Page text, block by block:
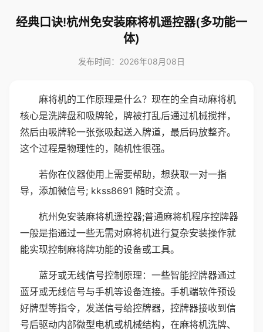
经典口诀!杭州免安装麻将机遥控器(多功能一
体)
发布时间：2026年08月08日
麻将机的工作原理是什么？现在的全自动麻将机
核心是洗牌盘和吸牌轮，牌被打乱后通过机械搅拌，
然后由吸牌轮一张张吸起送入牌道，最后码放整齐。
这个过程是物理性的，随机性很强。
若你在仪器使用上需要帮助，想获取一对一指
导，添加微信号; kkss8691 随时交流 。
杭州免安装麻将机遥控器;普通麻将机程序控牌器
一般是指通过一些无需对麻将机进行复杂安装操作就
能实现控制麻将牌功能的设备或工具。
蓝牙或无线信号控制原理：一些智能控牌器通过
蓝牙或无线信号与手机等设备连接。手机端软件预设
好牌型等指令，发送信号给控牌器，控牌器接收到信
号后驱动内部微型电机或机械结构，在麻将机洗牌、